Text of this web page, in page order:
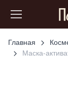
Главная
Маска-